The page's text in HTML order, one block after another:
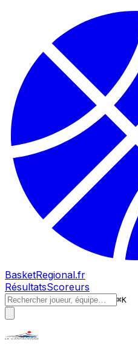
BasketRegional.fr
RésultatsScoreurs
⌘K